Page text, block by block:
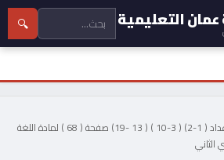
التعليمية 🔍
حل اسئلة درس النمط اللغوي الأعداد ( 1-2) ( 3-10 ) ( 13 -19) صفحة ( 68 ) لمادة اللغة
الثاني